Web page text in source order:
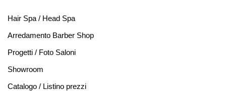
Hair Spa / Head Spa
Arredamento Barber Shop
Progetti / Foto Saloni
Showroom
Catalogo / Listino prezzi